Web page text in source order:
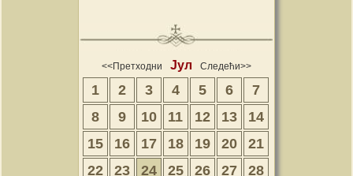
<<Претходни Јул Следећи>>
1 2 3 4 5 6
7
8
9 10 11 12 13
14
15
16 17 18 19 20
21
22
23 24 25 26 27
28